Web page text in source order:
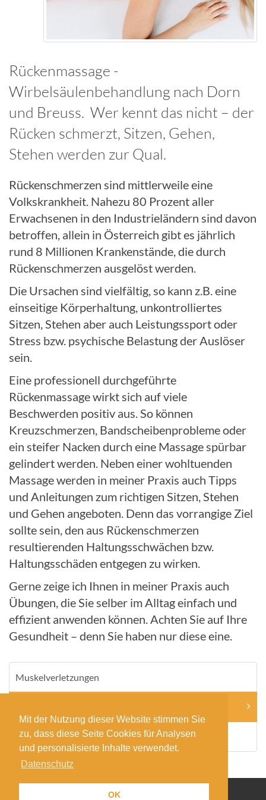
Mit der Nutzung dieser Website stimmen Sie
zu, dass diese Seite Cookies für Analysen
und personalisierte Inhalte verwendet.
Datenschutz
OK
Rückenmassage -
Wirbelsäulenbehandlung nach Dorn
und Breuss. Wer kennt das nicht – der
Rücken schmerzt, Sitzen, Gehen,
Stehen werden zur Qual.
Rückenschmerzen sind mittlerweile eine
Volkskrankheit. Nahezu 80 Prozent aller
Erwachsenen in den Industrieländern sind davon
betroffen, allein in Österreich gibt es jährlich
rund 8 Millionen Krankenstände, die durch
Rückenschmerzen ausgelöst werden.
Die Ursachen sind vielfältig, so kann z.B. eine
einseitige Körperhaltung, unkontrolliertes
Sitzen, Stehen aber auch Leistungssport oder
Stress bzw. psychische Belastung der Auslöser
sein.
Eine professionell durchgeführte
Rückenmassage wirkt sich auf viele
Beschwerden positiv aus. So können
Kreuzschmerzen, Bandscheibenprobleme oder
ein steifer Nacken durch eine Massage spürbar
gelindert werden. Neben einer wohltuenden
Massage werden in meiner Praxis auch Tipps
und Anleitungen zum richtigen Sitzen, Stehen
und Gehen angeboten. Denn das vorrangige Ziel
sollte sein, den aus Rückenschmerzen
resultierenden Haltungsschwächen bzw.
Haltungsschäden entgegen zu wirken.
Gerne zeige ich Ihnen in meiner Praxis auch
Übungen, die Sie selber im Alltag einfach und
effizient anwenden können. Achten Sie auf Ihre
Gesundheit – denn Sie haben nur diese eine.
Muskelverletzungen
Kopfschmerzen
© 2026 Christian Wallisch